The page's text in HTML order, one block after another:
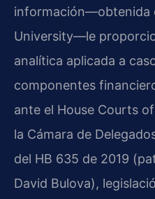
información—obtenida
University—le
analítica aplicada a
componentes
ante el House Courts
la Cámara de
del HB 635 de 2019
David Bulova),